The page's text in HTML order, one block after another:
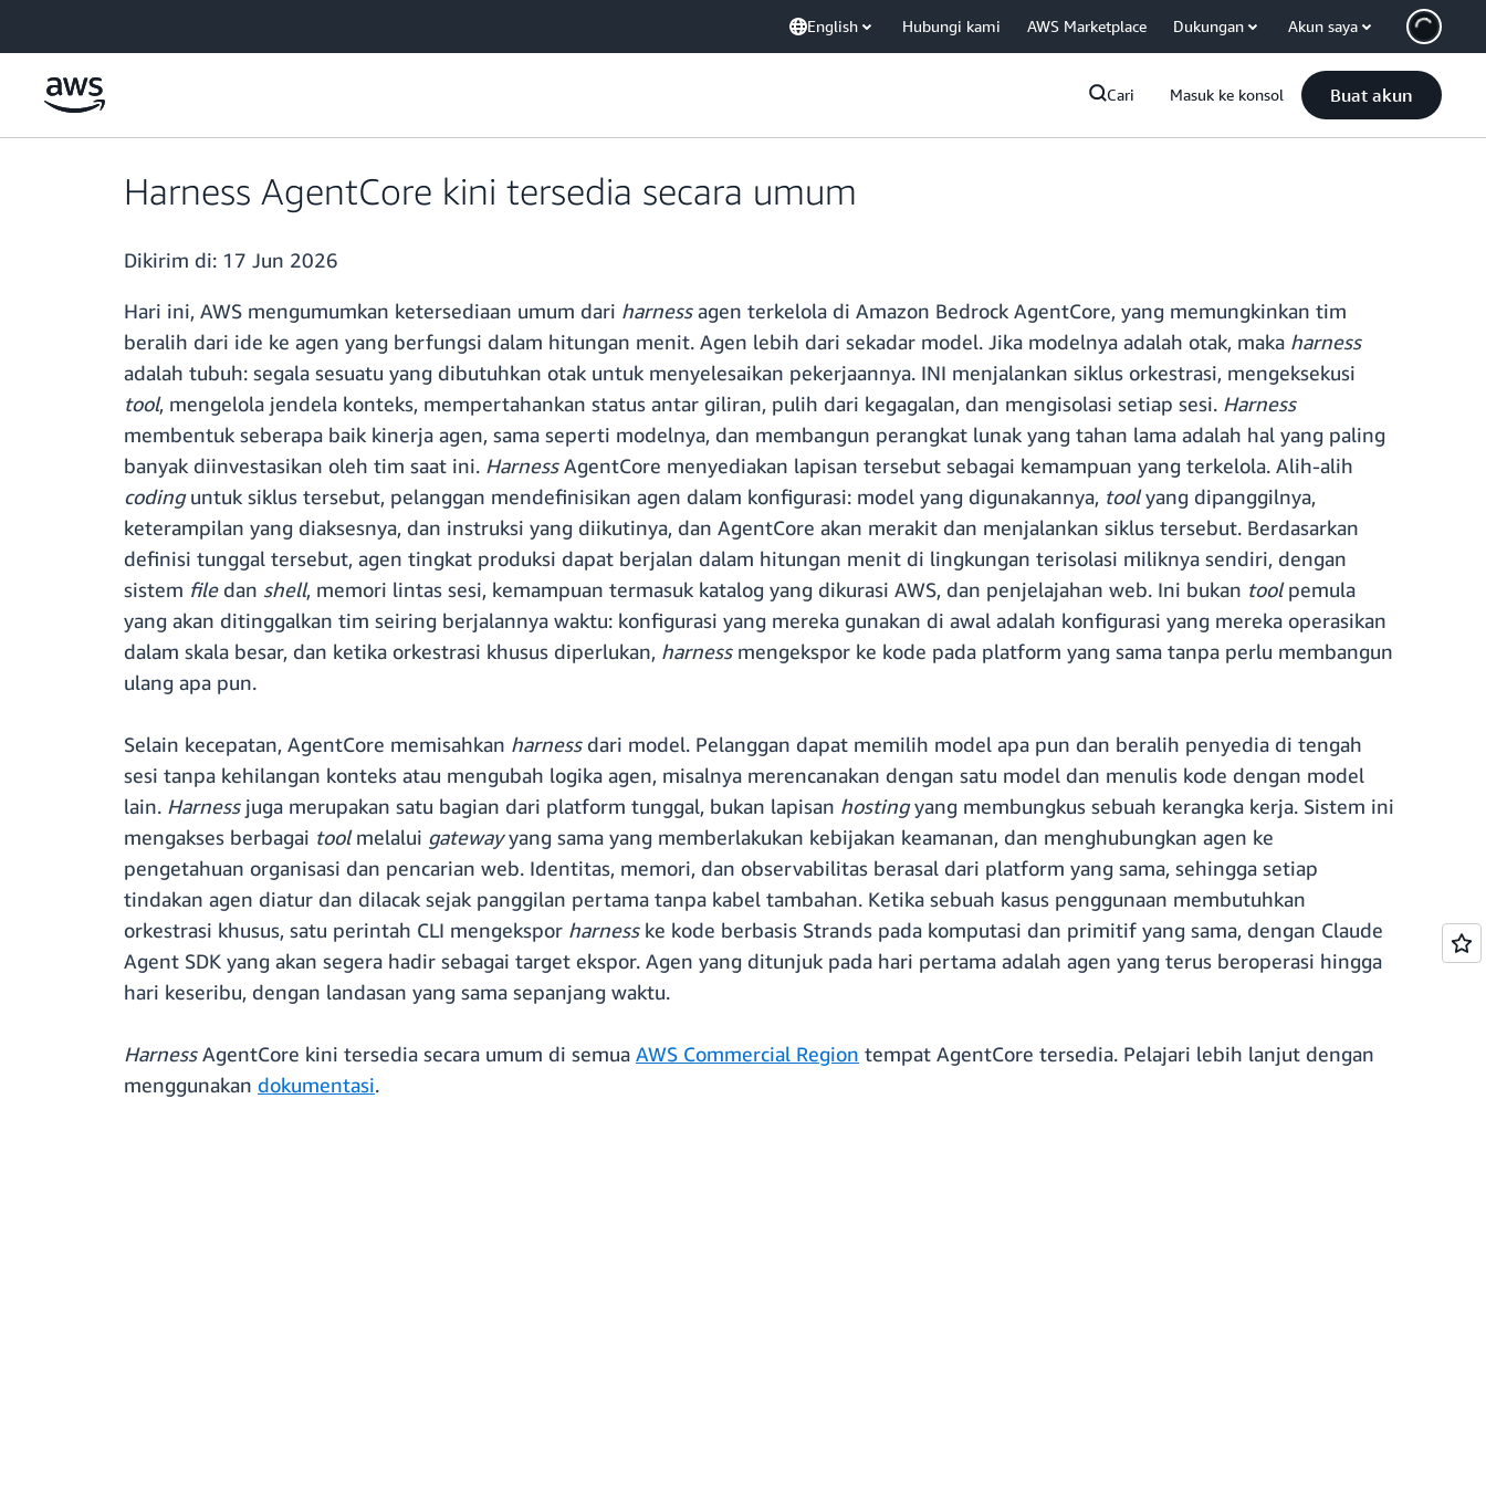
English Hubungi kami AWS Marketplace Dukungan Akun saya
Cari Masuk ke konsol Buat akun
Harness AgentCore kini tersedia secara umum
Dikirim di: 17 Jun 2026
Hari ini, AWS mengumumkan ketersediaan umum dari harnessagen terkelola di Amazon Bedrock AgentCore, yang memungkinkan tim
beralih dari ide ke agen yang berfungsi dalam hitungan menit. Agen lebih dari sekadar model. Jika modelnya adalah otak, maka harness
adalah tubuh: segala sesuatu yang dibutuhkan otak untuk menyelesaikan pekerjaannya. INI menjalankan siklus orkestrasi, mengeksekusi
tool, mengelola jendela konteks, mempertahankan status antar giliran, pulih dari kegagalan, dan mengisolasi setiap sesi. Harness
membentuk seberapa baik kinerja agen, sama seperti modelnya, dan membangun perangkat lunak yang tahan lama adalah hal yang paling
banyak diinvestasikan oleh tim saat ini. HarnessAgentCore menyediakan lapisan tersebut sebagai kemampuan yang terkelola. Alih-alih
codinguntuk siklus tersebut, pelanggan mendefinisikan agen dalam konfigurasi: model yang digunakannya, toolyang dipanggilnya,
keterampilan yang diaksesnya, dan instruksi yang diikutinya, dan AgentCore akan merakit dan menjalankan siklus tersebut. Berdasarkan
definisi tunggal tersebut, agen tingkat produksi dapat berjalan dalam hitungan menit di lingkungan terisolasi miliknya sendiri, dengan
sistem filedan shell, memori lintas sesi, kemampuan termasuk katalog yang dikurasi AWS, dan penjelajahan web. Ini bukan toolpemula
yang akan ditinggalkan tim seiring berjalannya waktu: konfigurasi yang mereka gunakan di awal adalah konfigurasi yang mereka operasikan
dalam skala besar, dan ketika orkestrasi khusus diperlukan, harnessmengekspor ke kode pada platform yang sama tanpa perlu membangun
ulang apa pun.
Selain kecepatan, AgentCore memisahkan harnessdari model. Pelanggan dapat memilih model apa pun dan beralih penyedia di tengah
sesi tanpa kehilangan konteks atau mengubah logika agen, misalnya merencanakan dengan satu model dan menulis kode dengan model
lain. Harness juga merupakan satu bagian dari platform tunggal, bukan lapisan hostingyang membungkus sebuah kerangka kerja. Sistem ini
mengakses berbagai toolmelalui gatewayyang sama yang memberlakukan kebijakan keamanan, dan menghubungkan agen ke
pengetahuan organisasi dan pencarian web. Identitas, memori, dan observabilitas berasal dari platform yang sama, sehingga setiap
tindakan agen diatur dan dilacak sejak panggilan pertama tanpa kabel tambahan. Ketika sebuah kasus penggunaan membutuhkan
orkestrasi khusus, satu perintah CLI mengekspor harnesske kode berbasis Strands pada komputasi dan primitif yang sama, dengan Claude
Agent SDK yang akan segera hadir sebagai target ekspor. Agen yang ditunjuk pada hari pertama adalah agen yang terus beroperasi hingga
hari keseribu, dengan landasan yang sama sepanjang waktu.
HarnessAgentCore kini tersedia secara umum di semua AWS Commercial Region tempat AgentCore tersedia. Pelajari lebih lanjut dengan
menggunakan dokumentasi.